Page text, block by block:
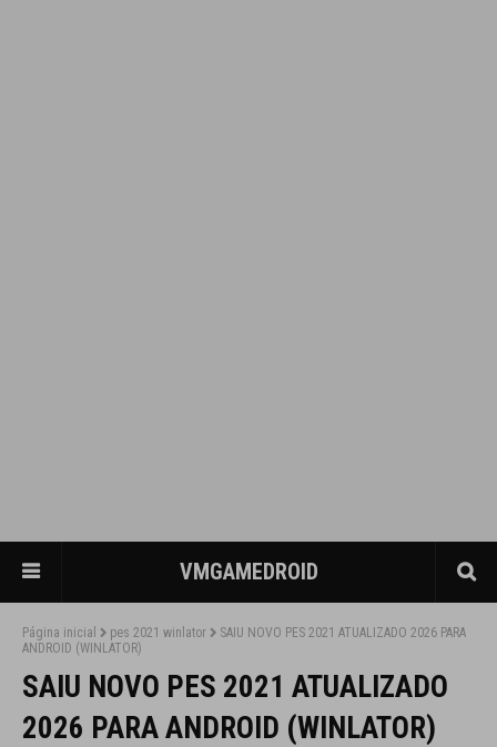
VMGAMEDROID
Página inicial pes 2021 winlator
SAIU NOVO PES 2021 ATUALIZADO 2026 PARA
ANDROID (WINLATOR)
SAIU NOVO PES 2021 ATUALIZADO
2026 PARA ANDROID (WINLATOR)